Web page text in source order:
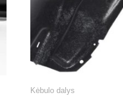
Kėbulo dalys